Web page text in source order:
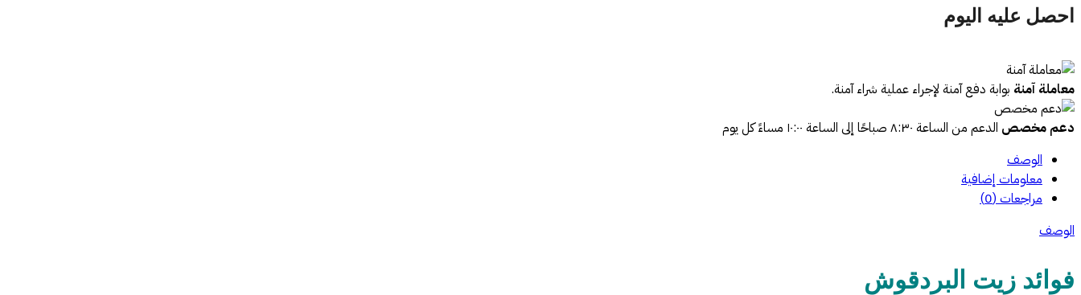
احصل عليه اليوم
معاملة آمنة بوابة دفع آمنة لإجراء عملية شراء آمنة.
دعم مخصص الدعم من الساعة ٨:٣٠ صباحًا إلى الساعة ١٠:٠٠ مساءً كل يوم
الوصف
معلومات إضافية
مراجعات (0)
الوصف
فوائد زيت البردقوش